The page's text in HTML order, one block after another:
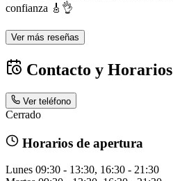
confianza 🎸👌
Ver más reseñas
Contacto y Horarios
Ver teléfono
Cerrado
Horarios de apertura
Lunes 09:30 - 13:30, 16:30 - 21:30